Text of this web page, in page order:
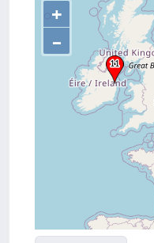
+
–